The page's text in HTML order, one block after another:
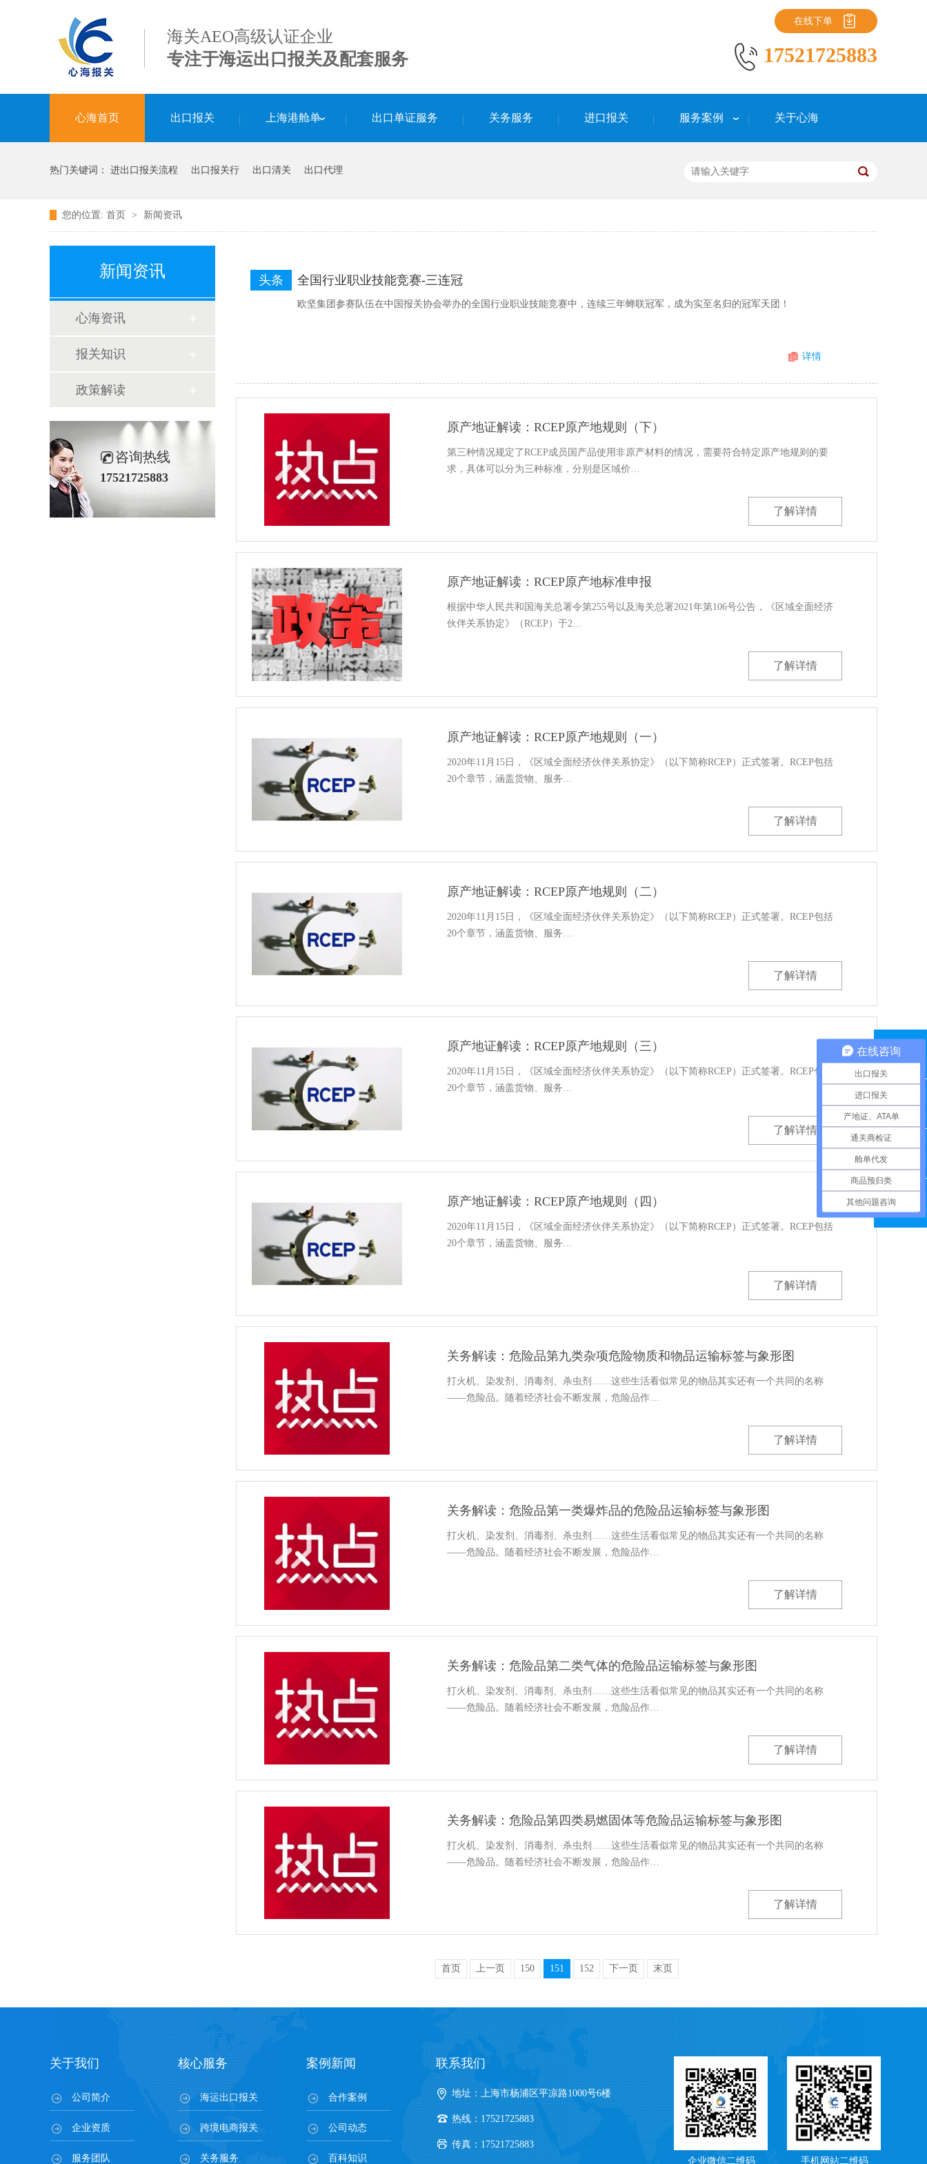
海关AEO高级认证企业
专注于海运出口报关及配套服务
在线下单
17521725883
心海首页 出口报关 上海港舱单 出口单证服务 关务服务 进口报关 服务案例 关于心海
热门关键词： 进出口报关流程 出口报关行 出口清关 出口代理
您的位置: 首页 > 新闻资讯
新闻资讯
心海资讯
报关知识
政策解读
咨询热线
17521725883
全国行业职业技能竞赛-三连冠
头条
欧坚集团参赛队伍在中国报关协会举办的全国行业职业技能竞赛中，连续三年蝉联冠军，成为实至名归的冠军天团！
详情
原产地证解读：RCEP原产地规则（下）
第三种情况规定了RCEP成员国产品使用非原产材料的情况，需要符合特定原产地规则的要
求，具体可以分为三种标准，分别是区域价…
了解详情
原产地证解读：RCEP原产地标准申报
根据中华人民共和国海关总署令第255号以及海关总署2021年第106号公告，《区域全面经济
伙伴关系协定》（RCEP）于2…
了解详情
原产地证解读：RCEP原产地规则（一）
2020年11月15日，《区域全面经济伙伴关系协定》（以下简称RCEP）正式签署。RCEP包括
20个章节，涵盖货物、服务…
了解详情
原产地证解读：RCEP原产地规则（二）
2020年11月15日，《区域全面经济伙伴关系协定》（以下简称RCEP）正式签署。RCEP包括
20个章节，涵盖货物、服务…
了解详情
原产地证解读：RCEP原产地规则（三）
2020年11月15日，《区域全面经济伙伴关系协定》（以下简称RCEP）正式签署。RCEP包括
20个章节，涵盖货物、服务…
了解详情
原产地证解读：RCEP原产地规则（四）
2020年11月15日，《区域全面经济伙伴关系协定》（以下简称RCEP）正式签署。RCEP包括
20个章节，涵盖货物、服务…
了解详情
关务解读：危险品第九类杂项危险物质和物品运输标签与象形图
打火机、染发剂、消毒剂、杀虫剂……这些生活看似常见的物品其实还有一个共同的名称
——危险品。随着经济社会不断发展，危险品作…
了解详情
关务解读：危险品第一类爆炸品的危险品运输标签与象形图
打火机、染发剂、消毒剂、杀虫剂……这些生活看似常见的物品其实还有一个共同的名称
——危险品。随着经济社会不断发展，危险品作…
了解详情
关务解读：危险品第二类气体的危险品运输标签与象形图
打火机、染发剂、消毒剂、杀虫剂……这些生活看似常见的物品其实还有一个共同的名称
——危险品。随着经济社会不断发展，危险品作…
了解详情
关务解读：危险品第四类易燃固体等危险品运输标签与象形图
打火机、染发剂、消毒剂、杀虫剂……这些生活看似常见的物品其实还有一个共同的名称
——危险品。随着经济社会不断发展，危险品作…
了解详情
首页 上一页 150 151 152 下一页 末页
关于我们
公司简介
企业资质
服务团队
核心服务
海运出口报关
跨境电商报关
关务服务
案例新闻
合作案例
公司动态
百科知识
联系我们
地址：上海市杨浦区平凉路1000号6楼
热线：17521725883
传真：17521725883
企业微信二维码
手机网站二维码
QQ咨询
联系电话
在线留言
微信扫一扫
在线咨询
出口报关
进口报关
产地证、ATA单
通关商检证
舱单代发
商品预归类
其他问题咨询